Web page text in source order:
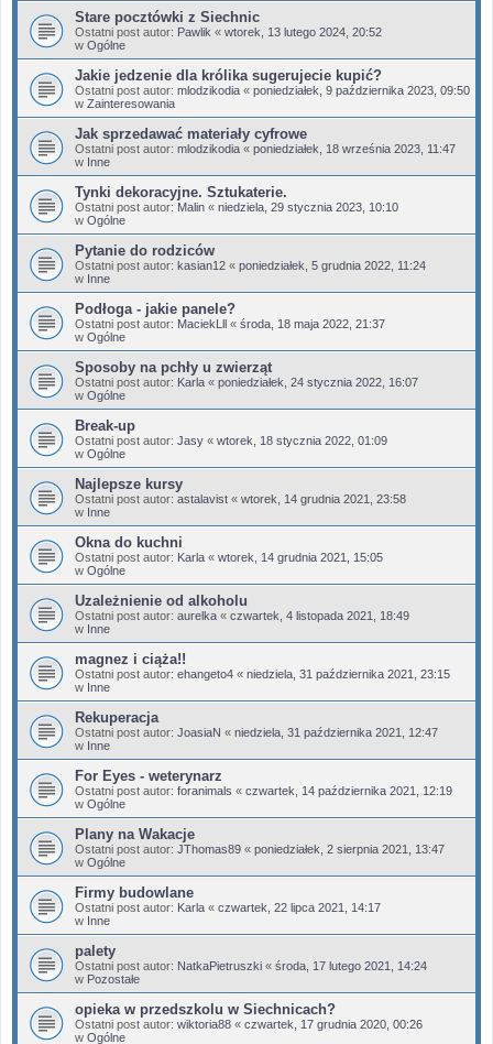
Stare pocztówki z Siechnic
Ostatni post autor: Pawlik « wtorek, 13 lutego 2024, 20:52
w Ogólne
Jakie jedzenie dla królika sugerujecie kupić?
Ostatni post autor: mlodzikodia « poniedziałek, 9 października 2023, 09:50
w Zainteresowania
Jak sprzedawać materiały cyfrowe
Ostatni post autor: mlodzikodia « poniedziałek, 18 września 2023, 11:47
w Inne
Tynki dekoracyjne. Sztukaterie.
Ostatni post autor: Malin « niedziela, 29 stycznia 2023, 10:10
w Ogólne
Pytanie do rodziców
Ostatni post autor: kasian12 « poniedziałek, 5 grudnia 2022, 11:24
w Inne
Podłoga - jakie panele?
Ostatni post autor: MaciekLll « środa, 18 maja 2022, 21:37
w Ogólne
Sposoby na pchły u zwierząt
Ostatni post autor: Karla « poniedziałek, 24 stycznia 2022, 16:07
w Ogólne
Break-up
Ostatni post autor: Jasy « wtorek, 18 stycznia 2022, 01:09
w Ogólne
Najlepsze kursy
Ostatni post autor: astalavist « wtorek, 14 grudnia 2021, 23:58
w Inne
Okna do kuchni
Ostatni post autor: Karla « wtorek, 14 grudnia 2021, 15:05
w Ogólne
Uzależnienie od alkoholu
Ostatni post autor: aurelka « czwartek, 4 listopada 2021, 18:49
w Inne
magnez i ciąża!!
Ostatni post autor: ehangeto4 « niedziela, 31 października 2021, 23:15
w Inne
Rekuperacja
Ostatni post autor: JoasiaN « niedziela, 31 października 2021, 12:47
w Inne
For Eyes - weterynarz
Ostatni post autor: foranimals « czwartek, 14 października 2021, 12:19
w Ogólne
Plany na Wakacje
Ostatni post autor: JThomas89 « poniedziałek, 2 sierpnia 2021, 13:47
w Ogólne
Firmy budowlane
Ostatni post autor: Karla « czwartek, 22 lipca 2021, 14:17
w Inne
palety
Ostatni post autor: NatkaPietruszki « środa, 17 lutego 2021, 14:24
w Pozostałe
opieka w przedszkolu w Siechnicach?
Ostatni post autor: wiktoria88 « czwartek, 17 grudnia 2020, 00:26
w Ogólne